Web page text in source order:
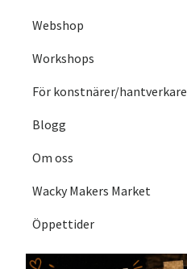
Webshop
Workshops
För konstnärer/hantverkare
Blogg
Om oss
Wacky Makers Market
Öppettider